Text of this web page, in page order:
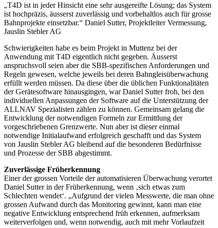
„T4D ist in jeder Hinsicht eine sehr ausgereifte Lösung; das System
ist hochpräzis, äusserst zuverlässig und vorbehaltlos auch für grosse
Bahnprojekte einsetzbar.“ Daniel Sutter, Projektleiter Vermessung,
Jauslin Stebler AG
Schwierigkeiten habe es beim Projekt in Muttenz bei der
Anwendung mit T4D eigentlich nicht gegeben. Äusserst
anspruchsvoll seien aber die SBB-spezifischen Anforderungen und
Regeln gewesen, welche jeweils bei deren Bahngleisüberwachung
erfüllt werden müssen. Da diese über die üblichen Funktionalitäten
der Gerätesoftware hinausgingen, war Daniel Sutter froh, bei den
individuellen Anpassungen der Software auf die Unterstützung der
ALLNAV Spezialisten zählen zu können. Gemeinsam gelang die
Entwicklung der notwendigen Formeln zur Ermittlung der
vorgeschriebenen Grenzwerte. Nun aber ist dieser einmal
notwendige Initialaufwand erfolgreich geschafft und das System
von Jauslin Stebler AG bleibend auf die besonderen Bedürfnisse
und Prozesse der SBB abgestimmt.
Zuverlässige Früherkennung
Einer der grossen Vorteile der automatisieren Überwachung verortet
Daniel Sutter in der Früherkennung, wenn ‚sich etwas zum
Schlechten wendet‘. „Aufgrund der vielen Messwerte, die man ohne
grossen Aufwand durch das Monitoring gewinnt, kann man eine
negative Entwicklung entsprechend früh erkennen, aufmerksam
weiterverfolgen und, wenn notwendig, auch mit mehr Vorlaufzeit